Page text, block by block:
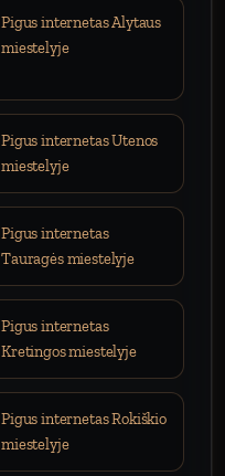
Pigus internetas Alytaus
miestelyje
Pigus internetas Utenos
miestelyje
Pigus internetas
Tauragės miestelyje
Pigus internetas
Kretingos miestelyje
Pigus internetas Rokiškio
miestelyje